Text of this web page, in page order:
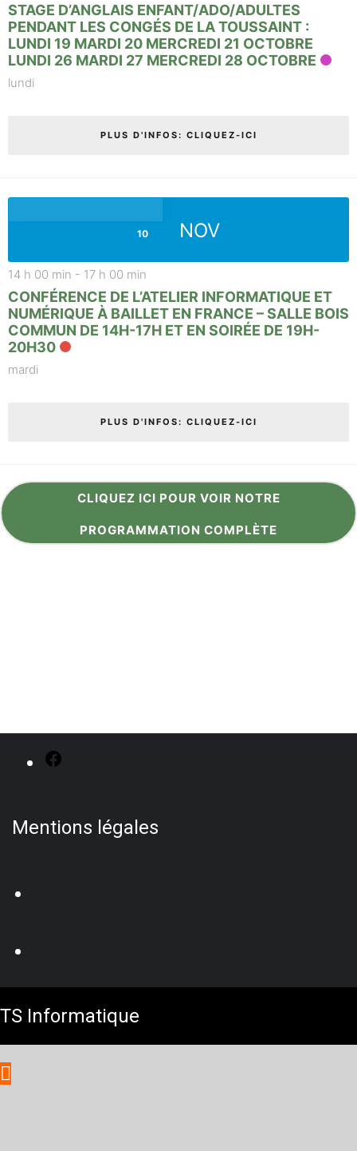
STAGE D’ANGLAIS ENFANT/ADO/ADULTES
PENDANT LES CONGÉS DE LA TOUSSAINT :
LUNDI 19 MARDI 20 MERCREDI 21 OCTOBRE
LUNDI 26 MARDI 27 MERCREDI 28 OCTOBRE
lundi
PLUS D'INFOS: CLIQUEZ-ICI
10 NOV
14 h 00 min - 17 h 00 min
CONFÉRENCE DE L’ATELIER INFORMATIQUE ET
NUMÉRIQUE À BAILLET EN FRANCE – SALLE BOIS
COMMUN DE 14H-17H ET EN SOIRÉE DE 19H-
20H30
mardi
PLUS D'INFOS: CLIQUEZ-ICI
CLIQUEZ ICI POUR VOIR NOTRE
PROGRAMMATION COMPLÈTE
Mentions légales
TS Informatique